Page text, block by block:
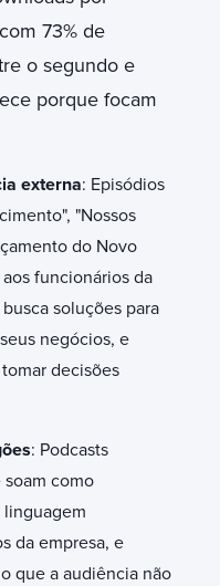
73% de
o segundo e
porque focam
externa: Episódios
"Nossos
do Novo
funcionários da
soluções para
negócios, e
decisões
: Podcasts
como
linguagem
da empresa, e
que a audiência não